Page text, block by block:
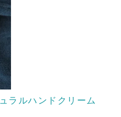
ラルハンドクリーム